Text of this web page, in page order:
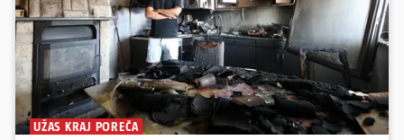
UŽAS KRAJ POREČA